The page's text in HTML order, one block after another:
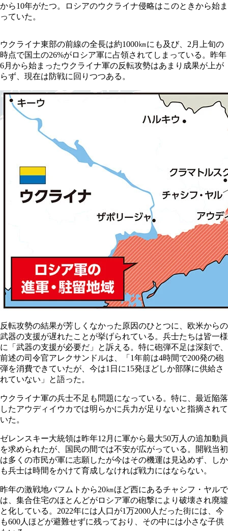
から10年がたつ。ロシアのウクライナ侵略はこのときから始ま
っていた。
ウクライナ東部の前線の全長は約1000㎞にも及び、2月上旬の
時点で国土の26%がロシア軍に占領されてしまっている。昨年
6月から始まったウクライナ軍の反転攻勢はあまり成果が上が
らず、現在は防戦に回りつつある。
反転攻勢の結果が芳しくなかった原因のひとつに、欧米からの
武器の支援が遅れたことが挙げられている。兵士たちは皆一様
に「武器の支援が必要だ」と訴える。特に砲弾不足は深刻で、
前述の司令官アレクサンドルは、「1年前は4時間で200発の砲
弾を消費できていたが、今は1日に15発ほどしか部隊に供給さ
れていない」と語った。
ウクライナ軍の兵士不足も問題になっている。特に、最近陥落
したアウディイウカでは明らかに兵力が足りないと指摘されて
いた。
ゼレンスキー大統領は昨年12月に軍から最大50万人の追加動員
を求められたが、国民の間では不安が広がっている。開戦当初
は多くの市民が軍に志願したが今はその機運は見込めず、しか
も兵士は時間をかけて育成しなければ戦力にはならない。
昨年の激戦地バフムトから20㎞ほど西にあるチャシフ・ヤルで
は、集合住宅のほとんどがロシア軍の砲撃により破壊され廃墟
と化している。2022年には人口が1万2000人だった街には、今
も600人ほどが避難せずに残っており、その中には小さな子供